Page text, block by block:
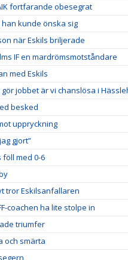
fortfarande obesegrat
kunde önska sig
när Eskils briljerade
IF en mardrömsmotståndare
med Eskils
gör jobbet är vi chanslösa i
besked
uppryckning
gjort”
föll med 0-6
tror Eskilsanfallaren
coachen ha lite stolpe in
triumfer
och smärta